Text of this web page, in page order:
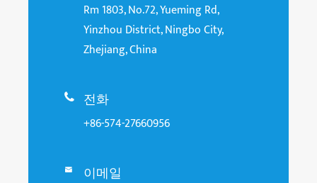
Rm 1803, No.72, Yueming Rd,
Yinzhou District, Ningbo City,
Zhejiang, China
 전화
+86-574-27660956
 이메일